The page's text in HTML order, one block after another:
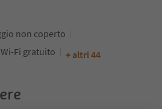
non coperto
Wi-Fi gratuito + altri 44